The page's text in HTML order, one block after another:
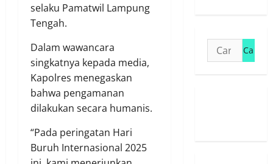
selaku Pamatwil Lampung
Tengah.
Dalam wawancara
singkatnya kepada media,
Kapolres menegaskan
bahwa pengamanan
dilakukan secara humanis.
“Pada peringatan Hari
Buruh Internasional 2025
Cari
untuk: